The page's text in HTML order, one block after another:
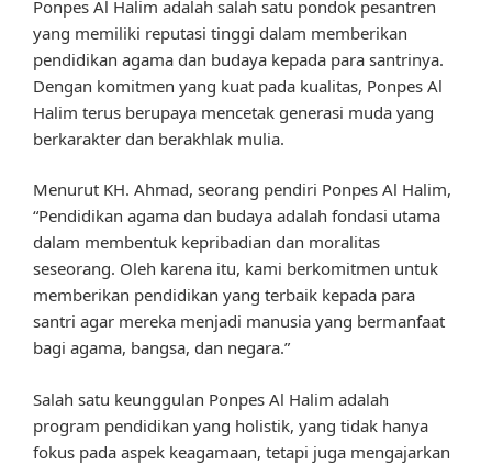
Ponpes Al Halim adalah salah satu pondok pesantren
yang memiliki reputasi tinggi dalam memberikan
pendidikan agama dan budaya kepada para santrinya.
Dengan komitmen yang kuat pada kualitas, Ponpes Al
Halim terus berupaya mencetak generasi muda yang
berkarakter dan berakhlak mulia.
Menurut KH. Ahmad, seorang pendiri Ponpes Al Halim,
“Pendidikan agama dan budaya adalah fondasi utama
dalam membentuk kepribadian dan moralitas
seseorang. Oleh karena itu, kami berkomitmen untuk
memberikan pendidikan yang terbaik kepada para
santri agar mereka menjadi manusia yang bermanfaat
bagi agama, bangsa, dan negara.”
Salah satu keunggulan Ponpes Al Halim adalah
program pendidikan yang holistik, yang tidak hanya
fokus pada aspek keagamaan, tetapi juga mengajarkan